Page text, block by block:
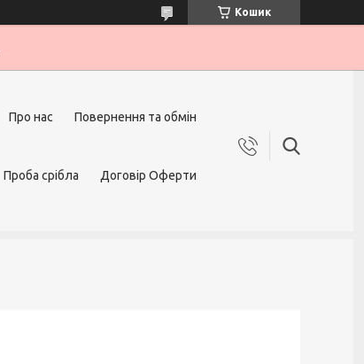
Кошик
Про нас Повернення та обмін
Проба срібла Договір Оферти